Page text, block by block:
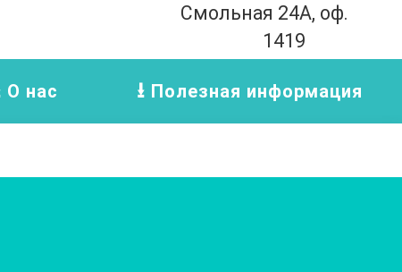
Смольная 24А, оф.
1419
О нас Полезная информация